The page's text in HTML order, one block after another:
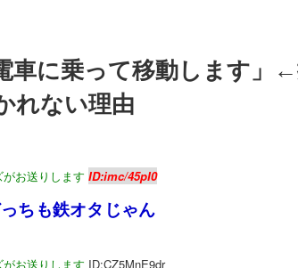
車に乗って移動します」←
れない理由
お送りします ID:imc/45pI0
ちも鉄オタじゃん
お送りします ID:CZ5MnE9dr